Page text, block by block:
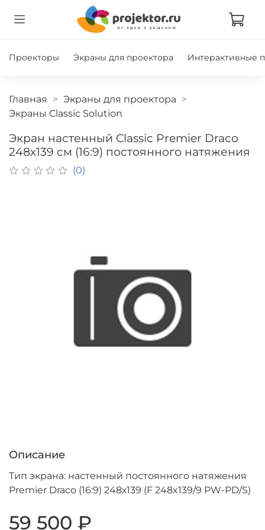
Проекторы Экраны для проектора Интерактивные
Главная
Экраны для проектора
Экраны Classic Solution
Экран настенный Classic Premier Draco
248х139 см (16:9) постоянного натяжения
(0)
Описание
Тип экрана: настенный постоянного натяжения
Premier Draco (16:9) 248х139 (F 248x139/9 PW-PD/S)
59 500 ₽